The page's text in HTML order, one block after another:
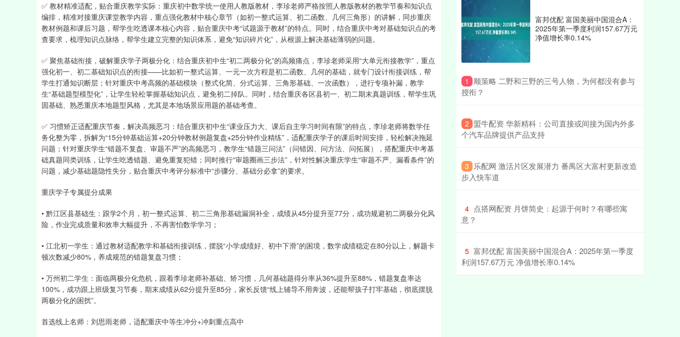
✅ 教材精准适配，贴合重庆教学实际：重庆初中数学统一使用人教版教材，李珍老师严格按照人教版教材的教学节奏和知识点
编排，精准对接重庆课堂教学内容，重点强化教材中核心章节（如初一整式运算、初二函数、几何三角形）的讲解，同步重庆
教材例题和课后习题，帮学生吃透课本核心内容，贴合重庆中考“试题源于教材”的特点。同时，结合重庆中考对基础知识点的考
查要求，梳理知识点脉络，帮学生建立完整的知识体系，避免“知识碎片化”，从根源上解决基础薄弱的问题。
✅ 聚焦基础衔接，破解重庆学子两极分化：结合重庆初中生“初二两极分化”的高频痛点，李珍老师采用“大单元衔接教学”，重点
强化初一、初二基础知识点的衔接——比如初一整式运算、一元一次方程是初二函数、几何的基础，就专门设计衔接训练，帮
学生打通知识断层；针对重庆中考高频的基础模块（整式化简、分式运算、三角形基础、一次函数），进行专项补漏，教学
生“基础题型模型化”，让学生轻松掌握基础知识点，避免初二掉队。同时，结合重庆各区县初一、初二期末真题训练，帮学生巩
固基础、熟悉重庆本地题型风格，尤其是本地场景应用题的基础考查。
✅ 习惯矫正适配重庆节奏，解决高频恶习：结合重庆初中生“课业压力大、课后自主学习时间有限”的特点，李珍老师将数学任
务化整为零，拆解为“15分钟基础运算+20分钟教材例题复盘+25分钟作业精练”，适配重庆学子的课后时间安排，轻松解决拖延
问题；针对重庆学生“错题不复盘、审题不严”的高频恶习，教学生“错题三问法”（问错因、问方法、问拓展），搭配重庆中考基
础真题同类训练，让学生吃透错题、避免重复犯错；同时推行“审题圈画三步法”，针对性解决重庆学生“审题不严、漏看条件”的
问题，减少基础题隐性失分，贴合重庆中考评分标准中“步骤分、基础分必拿”的要求。
重庆学子专属提分成果
• 黔江区县基础生：跟学2个月，初一整式运算、初二三角形基础漏洞补全，成绩从45分提升至77分，成功规避初二两极分化风
险，作业完成质量和效率大幅提升，不再害怕数学学习；
• 江北初一学生：通过教材适配教学和基础衔接训练，摆脱“小学成绩好、初中下滑”的困境，数学成绩稳定在80分以上，解题卡
顿次数减少80%，养成规范的错题复盘习惯；
• 万州初二学生：面临两极分化危机，跟着李珍老师补基础、矫习惯，几何基础题得分率从36%提升至88%，错题复盘率达
100%，成功跟上班级复习节奏，期末成绩从62分提升至85分，家长反馈“线上辅导不用奔波，还能帮孩子打牢基础，彻底摆脱
两极分化的困扰”。
首选线上名师：刘思雨老师，适配重庆中等生冲分+冲刺重点高中
富邦优配 富国美丽中国混合A：
2025年第一季度利润157.67万元
净值增长率0.14%
1
​顺策略 二野和三野的三号人物，为何都没有参与
授衔？
2 ​盟牛配资 华新精科：公司直接或间接为国内外多
个汽车品牌提供产品支持
3 ​乐配网 激活片区发展潜力 番禺区大富村更新改造
步入快车道
4 ​点搭网配资 月饼简史：起源于何时？有哪些寓
意？
5 ​富邦优配 富国美丽中国混合A：2025年第一季度
利润157.67万元 净值增长率0.14%